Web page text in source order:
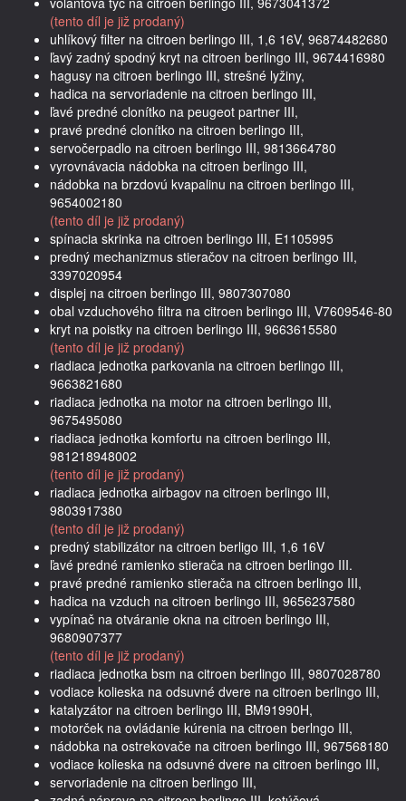
(tento díl je již prodaný)
uhlíkový filter na citroen berlingo III, 1,6 16V, 96874482680
ľavý zadný spodný kryt na citroen berlingo III, 9674416980
hagusy na citroen berlingo III, strešné lyžiny,
hadica na servoriadenie na citroen berlingo III,
ľavé predné clonítko na peugeot partner III,
pravé predné clonítko na citroen berlingo III,
servočerpadlo na citroen berlingo III, 9813664780
vyrovnávacia nádobka na citroen berlingo III,
nádobka na brzdovú kvapalinu na citroen berlingo III,
9654002180
(tento díl je již prodaný)
spínacia skrinka na citroen berlingo III, E1105995
predný mechanizmus stieračov na citroen berlingo III,
3397020954
displej na citroen berlingo III, 9807307080
obal vzduchového filtra na citroen berlingo III, V7609546-80
kryt na poistky na citroen berlingo III, 9663615580
(tento díl je již prodaný)
riadiaca jednotka parkovania na citroen berlingo III,
9663821680
riadiaca jednotka na motor na citroen berlingo III,
9675495080
riadiaca jednotka komfortu na citroen berlingo III,
981218948002
(tento díl je již prodaný)
riadiaca jednotka airbagov na citroen berlingo III,
9803917380
(tento díl je již prodaný)
predný stabilizátor na citroen berligo III, 1,6 16V
ľavé predné ramienko stierača na citroen berlingo III.
pravé predné ramienko stierača na citroen berlingo III,
hadica na vzduch na citroen berlingo III, 9656237580
vypínač na otváranie okna na citroen berlingo III,
9680907377
(tento díl je již prodaný)
riadiaca jednotka bsm na citroen berlingo III, 9807028780
vodiace kolieska na odsuvné dvere na citroen berlingo III,
katalyzátor na citroen berlingo III, BM91990H,
motorček na ovládanie kúrenia na citroen berlngo III,
nádobka na ostrekovače na citroen berlingo III, 967568180
vodiace kolieska na odsuvné dvere na citroen berlingo III,
servoriadenie na citroen berlingo III,